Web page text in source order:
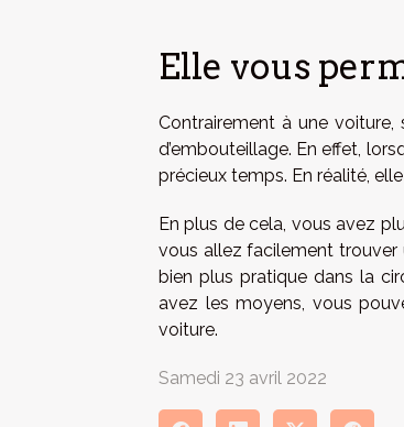
Elle vous
Contrairement à une
d’embouteillage. En effet,
précieux temps. En réalité,
En plus de cela, vous avez
vous allez facilement trouver
bien plus pratique dans la
avez les moyens, vous
voiture.
Samedi 23 avril 2022